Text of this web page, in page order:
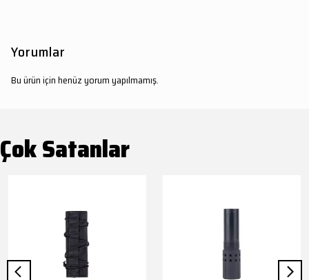
Yorumlar
Bu ürün için henüz yorum yapılmamış.
Çok Satanlar